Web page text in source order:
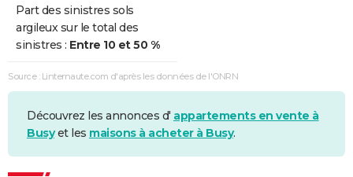
Part des sinistres sols
argileux sur le total des
sinistres : Entre 10 et 50 %
Source : Linternaute.com d'après les données de l'ONRN
Découvrez les annonces d' appartements en vente à
Busyet les maisons à acheter à Busy.